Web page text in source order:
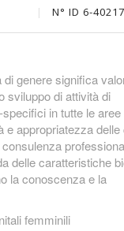
| N° ID 6-
di genere significa
sviluppo di attività di
in tutte le aree
e appropriatezza delle
consulenza
delle caratteristiche
la conoscenza e la
femminili